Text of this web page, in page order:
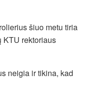
šiuo metu tiria
KTU rektoriaus
neigia ir tikina, kad